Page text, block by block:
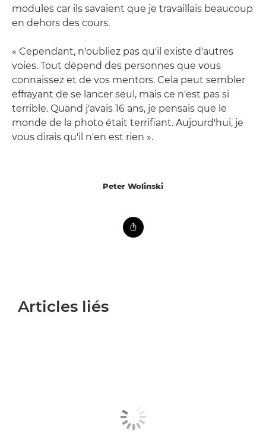
modules car ils savaient que je travaillais beaucoup
en dehors des cours.
« Cependant, n'oubliez pas qu'il existe d'autres
voies. Tout dépend des personnes que vous
connaissez et de vos mentors. Cela peut sembler
effrayant de se lancer seul, mais ce n'est pas si
terrible. Quand j'avais 16 ans, je pensais que le
monde de la photo était terrifiant. Aujourd'hui, je
vous dirais qu'il n'en est rien ».
Peter Wolinski
Articles liés